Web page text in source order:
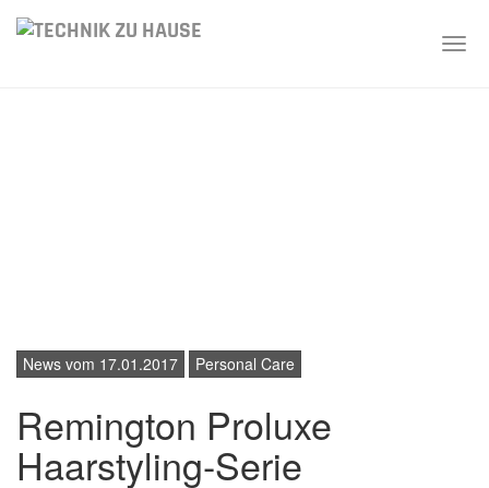
News vom 17.01.2017 Personal Care
Remington Proluxe
Haarstyling-Serie